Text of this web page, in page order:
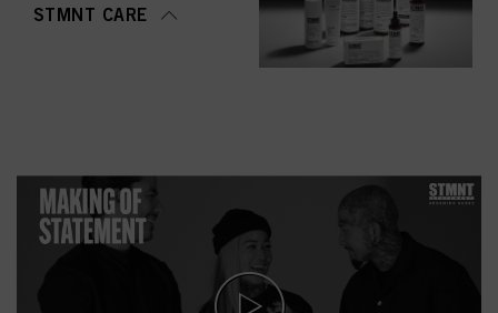
STMNT CARE